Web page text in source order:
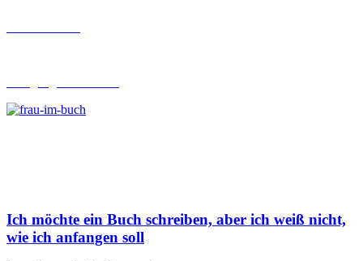
Ich möchte ein Buch schreiben, aber ich weiß nicht,
wie ich anfangen soll